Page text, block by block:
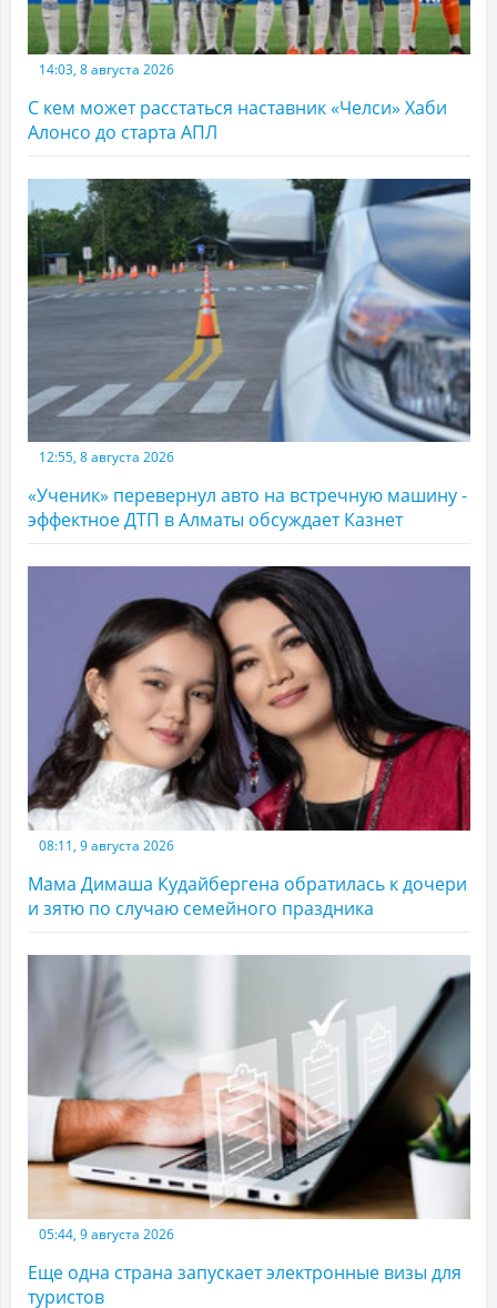
14:03, 8 августа 2026
С кем может расстаться наставник «Челси» Хаби
Алонсо до старта АПЛ
12:55, 8 августа 2026
«Ученик» перевернул авто на встречную машину -
эффектное ДТП в Алматы обсуждает Казнет
08:11, 9 августа 2026
Мама Димаша Кудайбергена обратилась к дочери
и зятю по случаю семейного праздника
05:44, 9 августа 2026
Еще одна страна запускает электронные визы для
туристов